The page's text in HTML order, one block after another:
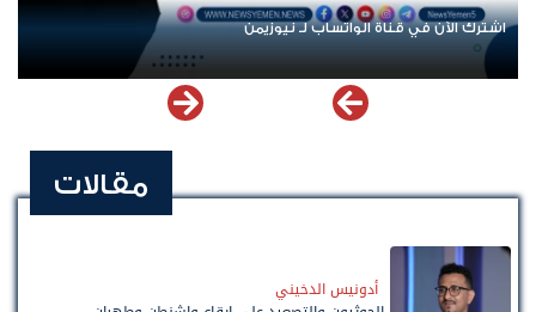
اشترك الآن في قناة الواتساب لـ نيوزيمن
مقالات
أدونيس الدخيني